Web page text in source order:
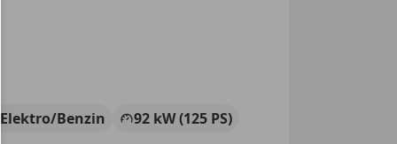
Elektro/Benzin
92 kW (125 PS)